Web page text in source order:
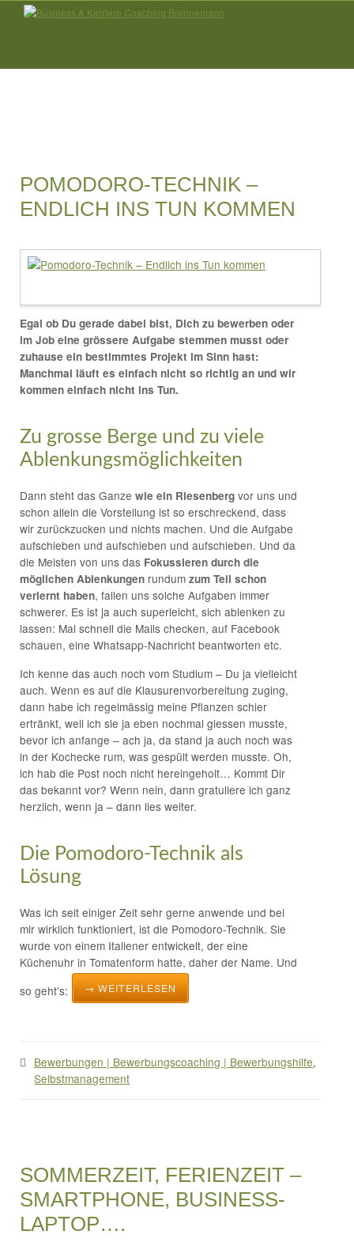
POMODORO-TECHNIK –
ENDLICH INS TUN KOMMEN
Egal ob Du gerade dabei bist, Dich zu bewerben oder
im Job eine grössere Aufgabe stemmen musst oder
zuhause ein bestimmtes Projekt im Sinn hast:
Manchmal läuft es einfach nicht so richtig an und wir
kommen einfach nicht ins Tun.
Zu grosse Berge und zu viele
Ablenkungsmöglichkeiten
Dann steht das Ganzewie ein Riesenberg vor uns und
schon allein die Vorstellung ist so erschreckend, dass
wir zurückzucken und nichts machen. Und die Aufgabe
aufschieben und aufschieben und aufschieben. Und da
die Meisten von uns das Fokussieren durch die
möglichen Ablenkungen rundumzum Teil schon
verlernt haben, fallen uns solche Aufgaben immer
schwerer. Es ist ja auch superleicht, sich ablenken zu
lassen: Mal schnell die Mails checken, auf Facebook
schauen, eine Whatsapp-Nachricht beantworten etc.
Ich kenne das auch noch vom Studium – Du ja vielleicht
auch. Wenn es auf die Klausurenvorbereitung zuging,
dann habe ich regelmässig meine Pflanzen schier
ertränkt, weil ich sie ja eben nochmal giessen musste,
bevor ich anfange – ach ja, da stand ja auch noch was
in der Kochecke rum, was gespült werden musste. Oh,
ich hab die Post noch nicht hereingeholt… Kommt Dir
das bekannt vor? Wenn nein, dann gratuliere ich ganz
herzlich, wenn ja – dann lies weiter.
Die Pomodoro-Technik als
Lösung
Was ich seit einiger Zeit sehr gerne anwende und bei
mir wirklich funktioniert, ist die Pomodoro-Technik. Sie
wurde von einem Italiener entwickelt, der eine
Küchenuhr in Tomatenform hatte, daher der Name. Und
so geht’s:
→ WEITERLESEN
Bewerbungen | Bewerbungscoaching | Bewerbungshilfe,
Selbstmanagement
SOMMERZEIT, FERIENZEIT –
SMARTPHONE, BUSINESS-
LAPTOP….